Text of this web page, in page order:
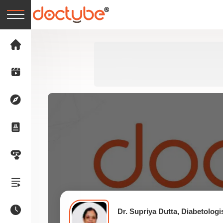
Dr. Supriya Dutta,